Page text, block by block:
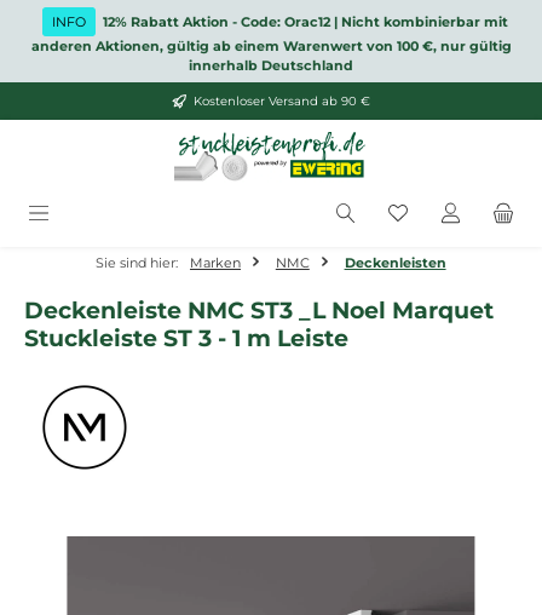
Zum Hauptinhalt springen
INFO
12% Rabatt Aktion - Code: Orac12 | Nicht kombinierbar mit
anderen Aktionen, gültig ab einem Warenwert von 100 €, nur gültig
innerhalb Deutschland
Kostenloser Versand ab 90 €
Du hast 0
Sie sind hier: Marken NMC Deckenleisten
Deckenleiste NMC ST3 _L Noel Marquet
Stuckleiste ST 3 - 1 m Leiste